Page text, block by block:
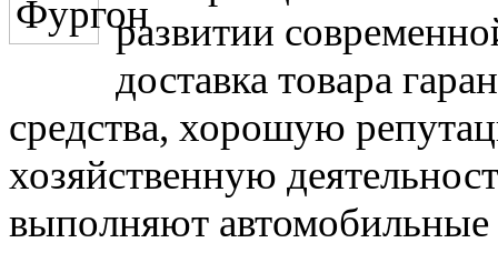
развитии
доставка товара
средства, хорошую
хозяйственную
выполняют